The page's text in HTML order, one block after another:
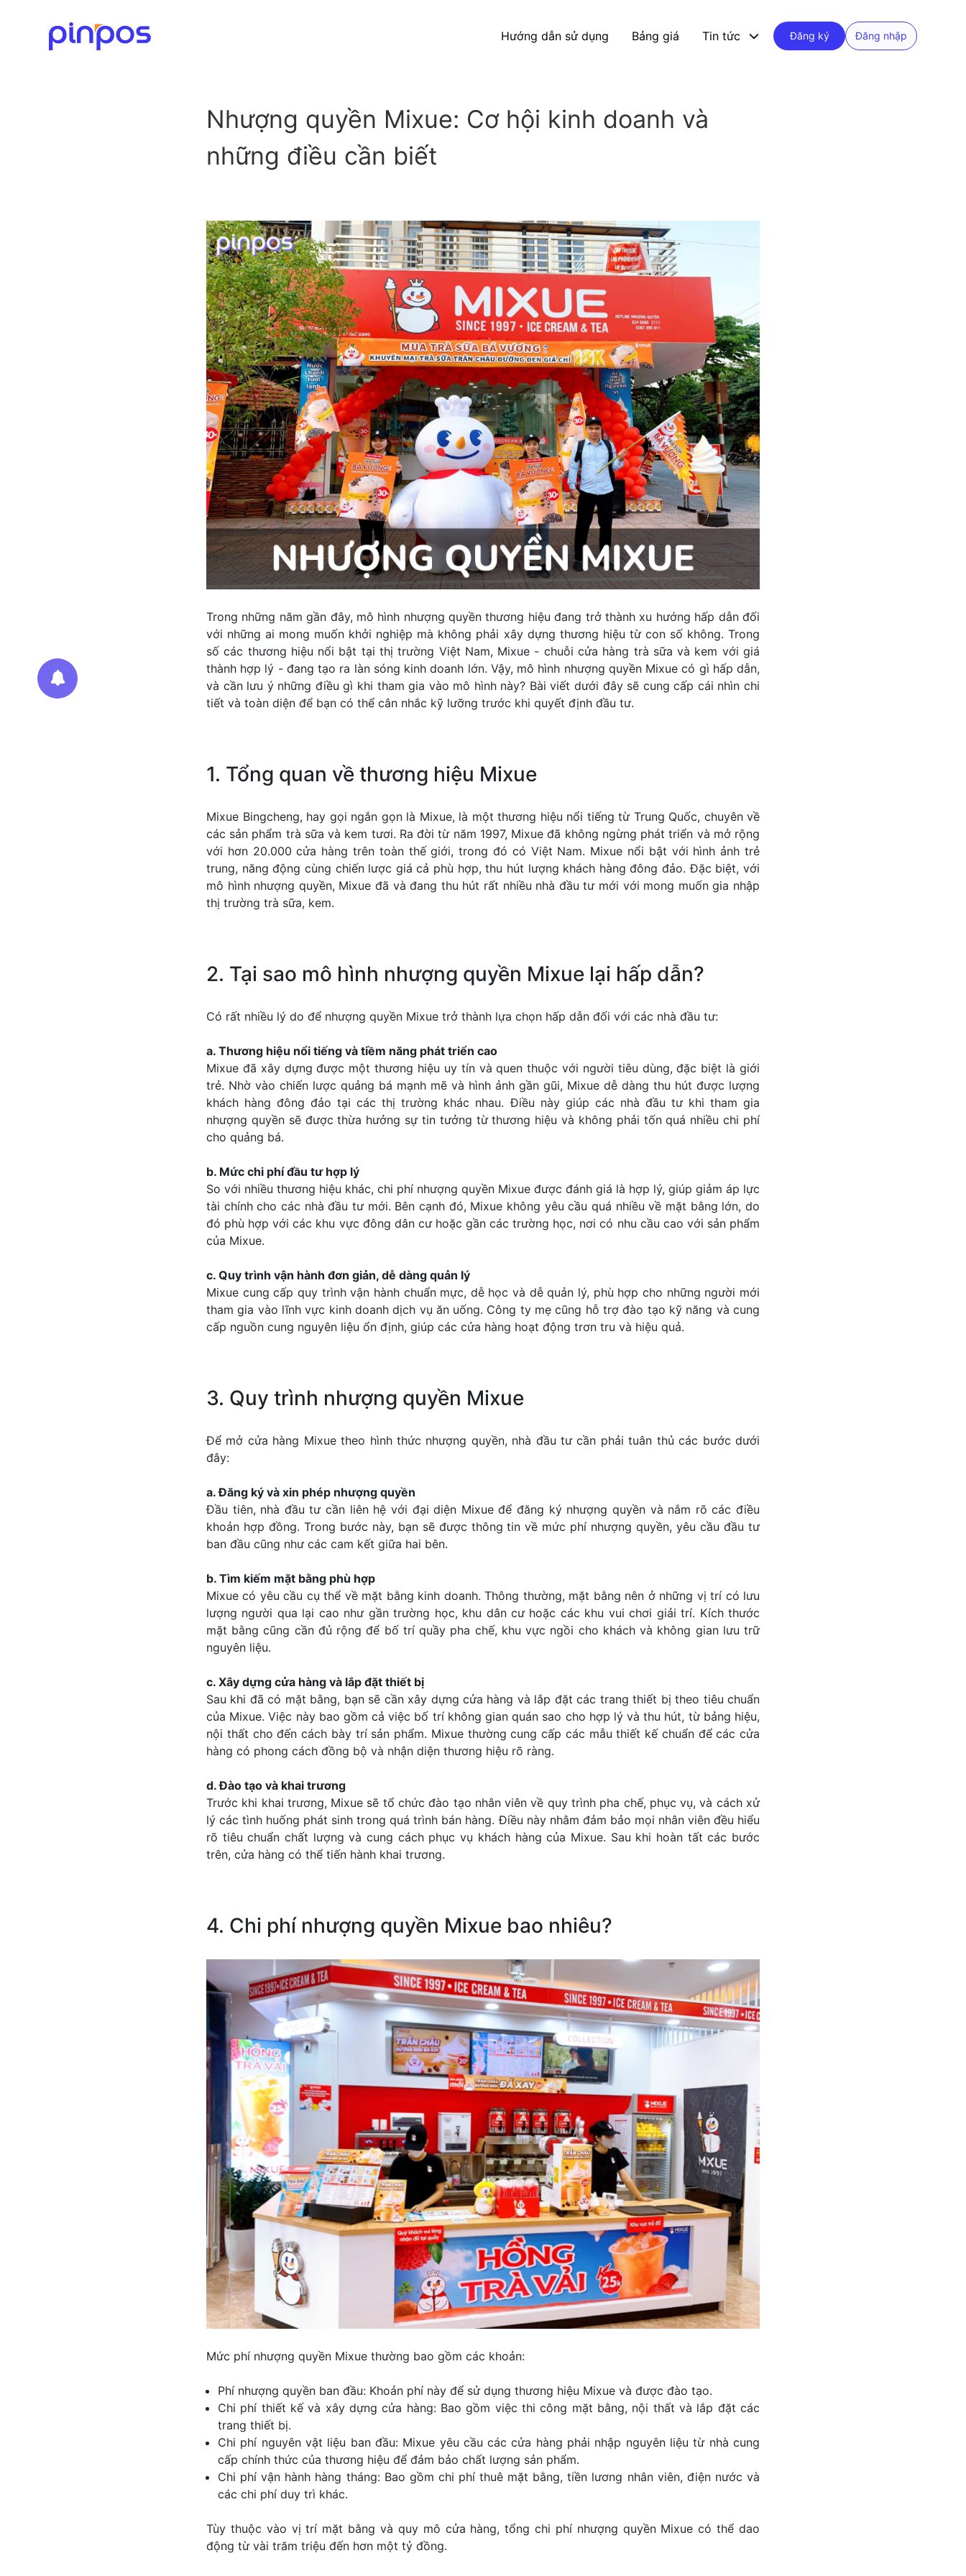
Hướng dẫn sử dụng Bảng giá Tin tức Đăng ký Đăng nhập
Nhượng quyền Mixue: Cơ hội kinh doanh và
những điều cần biết
Trong những năm gần đây, mô hình nhượng quyền thương hiệu đang trở thành xu hướng hấp dẫn đối
với những ai mong muốn khởi nghiệp mà không phải xây dựng thương hiệu từ con số không. Trong
số các thương hiệu nổi bật tại thị trường Việt Nam, Mixue - chuỗi cửa hàng trà sữa và kem với giá
thành hợp lý - đang tạo ra làn sóng kinh doanh lớn. Vậy, mô hình nhượng quyền Mixue có gì hấp dẫn,
và cần lưu ý những điều gì khi tham gia vào mô hình này? Bài viết dưới đây sẽ cung cấp cái nhìn chi
tiết và toàn diện để bạn có thể cân nhắc kỹ lưỡng trước khi quyết định đầu tư.
1. Tổng quan về thương hiệu Mixue
Mixue Bingcheng, hay gọi ngắn gọn là Mixue, là một thương hiệu nổi tiếng từ Trung Quốc, chuyên về
các sản phẩm trà sữa và kem tươi. Ra đời từ năm 1997, Mixue đã không ngừng phát triển và mở rộng
với hơn 20.000 cửa hàng trên toàn thế giới, trong đó có Việt Nam. Mixue nổi bật với hình ảnh trẻ
trung, năng động cùng chiến lược giá cả phù hợp, thu hút lượng khách hàng đông đảo. Đặc biệt, với
mô hình nhượng quyền, Mixue đã và đang thu hút rất nhiều nhà đầu tư mới với mong muốn gia nhập
thị trường trà sữa, kem.
2. Tại sao mô hình nhượng quyền Mixue lại hấp dẫn?
Có rất nhiều lý do để nhượng quyền Mixue trở thành lựa chọn hấp dẫn đối với các nhà đầu tư:
a. Thương hiệu nổi tiếng và tiềm năng phát triển cao
Mixue đã xây dựng được một thương hiệu uy tín và quen thuộc với người tiêu dùng, đặc biệt là giới
trẻ. Nhờ vào chiến lược quảng bá mạnh mẽ và hình ảnh gần gũi, Mixue dễ dàng thu hút được lượng
khách hàng đông đảo tại các thị trường khác nhau. Điều này giúp các nhà đầu tư khi tham gia
nhượng quyền sẽ được thừa hưởng sự tin tưởng từ thương hiệu và không phải tốn quá nhiều chi phí
cho quảng bá.
b. Mức chi phí đầu tư hợp lý
So với nhiều thương hiệu khác, chi phí nhượng quyền Mixue được đánh giá là hợp lý, giúp giảm áp lực
tài chính cho các nhà đầu tư mới. Bên cạnh đó, Mixue không yêu cầu quá nhiều về mặt bằng lớn, do
đó phù hợp với các khu vực đông dân cư hoặc gần các trường học, nơi có nhu cầu cao với sản phẩm
của Mixue.
c. Quy trình vận hành đơn giản, dễ dàng quản lý
Mixue cung cấp quy trình vận hành chuẩn mực, dễ học và dễ quản lý, phù hợp cho những người mới
tham gia vào lĩnh vực kinh doanh dịch vụ ăn uống. Công ty mẹ cũng hỗ trợ đào tạo kỹ năng và cung
cấp nguồn cung nguyên liệu ổn định, giúp các cửa hàng hoạt động trơn tru và hiệu quả.
3. Quy trình nhượng quyền Mixue
Để mở cửa hàng Mixue theo hình thức nhượng quyền, nhà đầu tư cần phải tuân thủ các bước dưới
đây:
a. Đăng ký và xin phép nhượng quyền
Đầu tiên, nhà đầu tư cần liên hệ với đại diện Mixue để đăng ký nhượng quyền và nắm rõ các điều
khoản hợp đồng. Trong bước này, bạn sẽ được thông tin về mức phí nhượng quyền, yêu cầu đầu tư
ban đầu cũng như các cam kết giữa hai bên.
b. Tìm kiếm mặt bằng phù hợp
Mixue có yêu cầu cụ thể về mặt bằng kinh doanh. Thông thường, mặt bằng nên ở những vị trí có lưu
lượng người qua lại cao như gần trường học, khu dân cư hoặc các khu vui chơi giải trí. Kích thước
mặt bằng cũng cần đủ rộng để bố trí quầy pha chế, khu vực ngồi cho khách và không gian lưu trữ
nguyên liệu.
c. Xây dựng cửa hàng và lắp đặt thiết bị
Sau khi đã có mặt bằng, bạn sẽ cần xây dựng cửa hàng và lắp đặt các trang thiết bị theo tiêu chuẩn
của Mixue. Việc này bao gồm cả việc bố trí không gian quán sao cho hợp lý và thu hút, từ bảng hiệu,
nội thất cho đến cách bày trí sản phẩm. Mixue thường cung cấp các mẫu thiết kế chuẩn để các cửa
hàng có phong cách đồng bộ và nhận diện thương hiệu rõ ràng.
d. Đào tạo và khai trương
Trước khi khai trương, Mixue sẽ tổ chức đào tạo nhân viên về quy trình pha chế, phục vụ, và cách xử
lý các tình huống phát sinh trong quá trình bán hàng. Điều này nhằm đảm bảo mọi nhân viên đều hiểu
rõ tiêu chuẩn chất lượng và cung cách phục vụ khách hàng của Mixue. Sau khi hoàn tất các bước
trên, cửa hàng có thể tiến hành khai trương.
4. Chi phí nhượng quyền Mixue bao nhiêu?
Mức phí nhượng quyền Mixue thường bao gồm các khoản:
Phí nhượng quyền ban đầu: Khoản phí này để sử dụng thương hiệu Mixue và được đào tạo.
Chi phí thiết kế và xây dựng cửa hàng: Bao gồm việc thi công mặt bằng, nội thất và lắp đặt các
trang thiết bị.
Chi phí nguyên vật liệu ban đầu: Mixue yêu cầu các cửa hàng phải nhập nguyên liệu từ nhà cung
cấp chính thức của thương hiệu để đảm bảo chất lượng sản phẩm.
Chi phí vận hành hàng tháng: Bao gồm chi phí thuê mặt bằng, tiền lương nhân viên, điện nước và
các chi phí duy trì khác.
Tùy thuộc vào vị trí mặt bằng và quy mô cửa hàng, tổng chi phí nhượng quyền Mixue có thể dao
động từ vài trăm triệu đến hơn một tỷ đồng.